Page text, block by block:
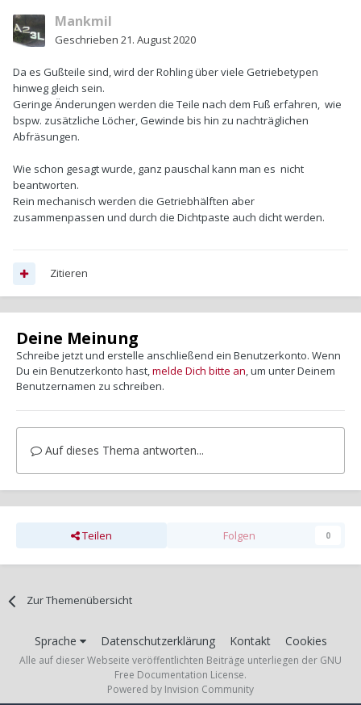
Mankmil
Geschrieben 21. August 2020
Da es Gußteile sind, wird der Rohling über viele Getriebetypen
hinweg gleich sein.
Geringe Änderungen werden die Teile nach dem Fuß erfahren, wie
bspw. zusätzliche Löcher, Gewinde bis hin zu nachträglichen
Abfräsungen.
Wie schon gesagt wurde, ganz pauschal kann man es nicht
beantworten.
Rein mechanisch werden die Getriebhälften aber
zusammenpassen und durch die Dichtpaste auch dicht werden.
Zitieren
Deine Meinung
Schreibe jetzt und erstelle anschließend ein Benutzerkonto. Wenn
Du ein Benutzerkonto hast,melde Dich bitte an, um unter Deinem
Benutzernamen zu schreiben.
Auf dieses Thema antworten...
Teilen Folgen 0
Zur Themenübersicht
Sprache Datenschutzerklärung Kontakt Cookies
Alle auf dieser Webseite veröffentlichten Beiträge unterliegen der GNU
Free Documentation License.
Powered by Invision Community